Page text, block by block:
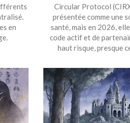
en
Circular Protocol
présentée comme une
santé, mais en 2026,
code actif et de
haut risque, presque